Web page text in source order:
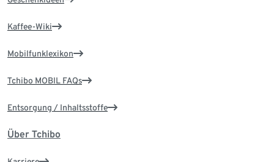
Kaffee-Wiki
Mobilfunklexikon
Tchibo MOBIL FAQs
Entsorgung / Inhaltsstoffe
Über Tchibo